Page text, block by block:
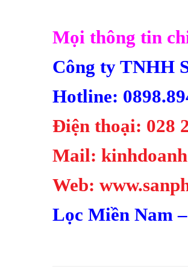
Mọi thông tin
Công ty TNHH
Hotline:
Điện thoại: 028
Mail:
Web:
Lọc Miền Nam